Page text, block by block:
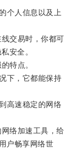
个人信息以及上
交易时，你都可
安全。
特点。
下，它都能保持
高速稳定的网络
络加速工具，给
户畅享网络世